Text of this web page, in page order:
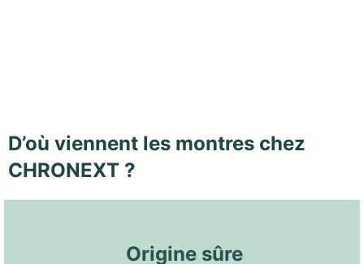
D’où viennent les montres chez
CHRONEXT ?
Origine sûre